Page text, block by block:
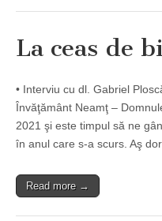
La ceas de
• Interviu cu dl. Gabriel
Învăţământ Neamţ –
2021 şi este timpul să ne
în anul care s-a scurs. Aş
Read more →